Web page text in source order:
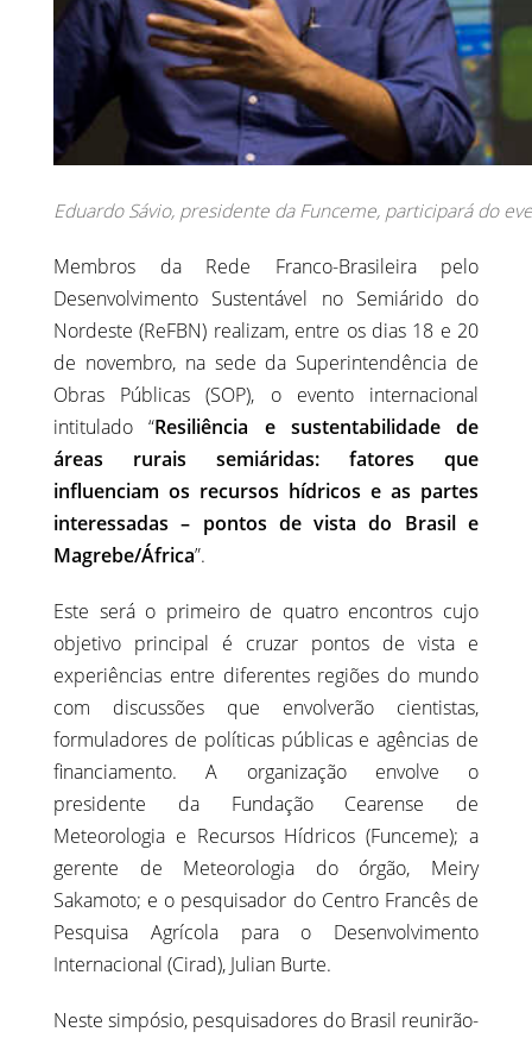
Eduardo Sávio, presidente da Funceme, participará do
Membros da Rede Franco-Brasileira pelo
Desenvolvimento Sustentável no Semiárido do
Nordeste (ReFBN) realizam, entre os dias 18 e 20
de novembro, na sede da Superintendência de
Obras Públicas (SOP), o evento internacional
intitulado “Resiliência e sustentabilidade de
áreas rurais semiáridas: fatores que
influenciam os recursos hídricos e as partes
interessadas – pontos de vista do Brasil e
Magrebe/África”.
Este será o primeiro de quatro encontros cujo
objetivo principal é cruzar pontos de vista e
experiências entre diferentes regiões do mundo
com discussões que envolverão cientistas,
formuladores de políticas públicas e agências de
financiamento. A organização envolve o
presidente da Fundação Cearense de
Meteorologia e Recursos Hídricos (Funceme); a
gerente de Meteorologia do órgão, Meiry
Sakamoto; e o pesquisador do Centro Francês de
Pesquisa Agrícola para o Desenvolvimento
Internacional (Cirad), Julian Burte.
Neste simpósio, pesquisadores do Brasil reunirão-